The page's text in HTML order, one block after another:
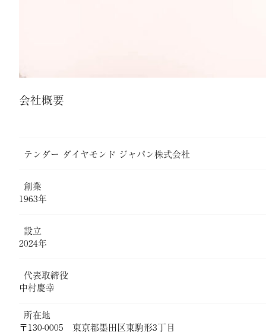
会社概要
テンダー ダイヤモンド ジャパン株式会社
創業
1963年
設立
2024年
代表取締役
中村慶幸
所在地
〒130-0005 東京都墨田区東駒形3丁目